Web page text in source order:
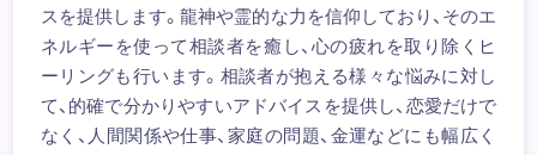
スを提供します。龍神や霊的な力を信仰しており、そのエ
ネルギーを使って相談者を癒し、心の疲れを取り除くヒ
ーリングも行います。相談者が抱える様々な悩みに対し
て、的確で分かりやすいアドバイスを提供し、恋愛だけで
なく、人間関係や仕事、家庭の問題、金運などにも幅広く